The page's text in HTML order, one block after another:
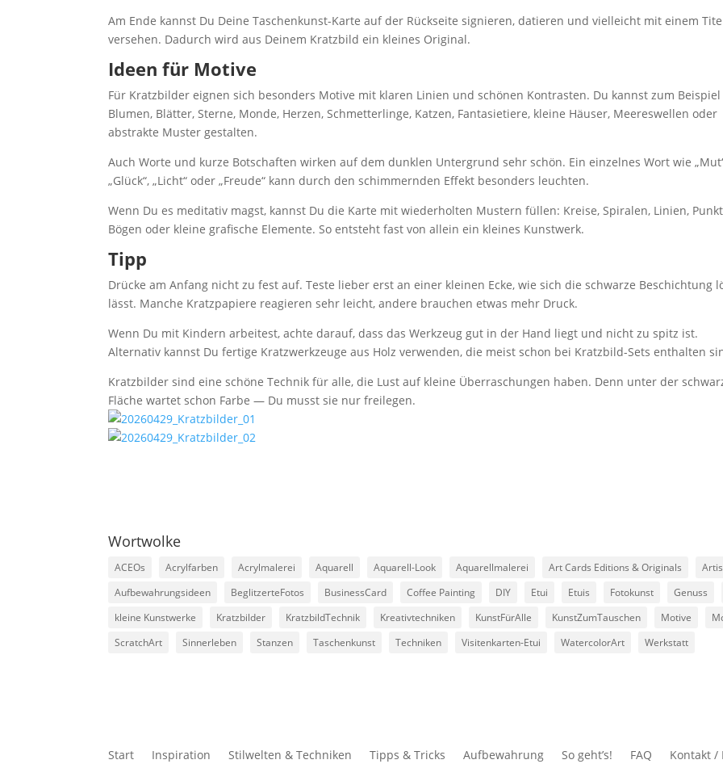
Am Ende kannst Du Deine Taschenkunst-Karte auf der Rückseite signieren, datieren und vielleicht mit einem
versehen. Dadurch wird aus Deinem Kratzbild ein kleines Original.
Ideen für Motive
Für Kratzbilder eignen sich besonders Motive mit klaren Linien und schönen Kontrasten. Du kannst zum Beispiel
Blumen, Blätter, Sterne, Monde, Herzen, Schmetterlinge, Katzen, Fantasietiere, kleine Häuser, Meereswellen oder
abstrakte Muster gestalten.
Auch Worte und kurze Botschaften wirken auf dem dunklen Untergrund sehr schön. Ein einzelnes Wort wie
„Glück“, „Licht“ oder „Freude“ kann durch den schimmernden Effekt besonders leuchten.
Wenn Du es meditativ magst, kannst Du die Karte mit wiederholten Mustern füllen: Kreise, Spiralen, Linien,
Bögen oder kleine grafische Elemente. So entsteht fast von allein ein kleines Kunstwerk.
Tipp
Drücke am Anfang nicht zu fest auf. Teste lieber erst an einer kleinen Ecke, wie sich die schwarze Beschichtung
lässt. Manche Kratzpapiere reagieren sehr leicht, andere brauchen etwas mehr Druck.
Wenn Du mit Kindern arbeitest, achte darauf, dass das Werkzeug gut in der Hand liegt und nicht zu spitz ist.
Alternativ kannst Du fertige Kratzwerkzeuge aus Holz verwenden, die meist schon bei Kratzbild-Sets enthalten
Kratzbilder sind eine schöne Technik für alle, die Lust auf kleine Überraschungen haben. Denn unter der
Fläche wartet schon Farbe — Du musst sie nur freilegen.
Wortwolke
ACEOs Acrylfarben Acrylmalerei Aquarell Aquarell-Look Aquarellmalerei Art Cards Editions & Originals
Aufbewahrungsideen
BeglitzerteFotos BusinessCard Coffee Painting DIY Etui Etuis Fotokunst
Genuss
kleine Kunstwerke
Kratzbilder KratzbildTechnik Kreativtechniken KunstFürAlle KunstZumTauschen Motive
ScratchArt
Sinnerleben Stanzen Taschenkunst Techniken Visitenkarten-Etui WatercolorArt Werkstatt
Start Inspiration Stilwelten & Techniken Tipps & Tricks Aufbewahrung So geht’s! FAQ Kontakt /